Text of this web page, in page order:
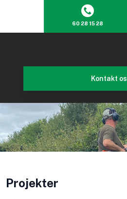
Kontakt os​
60 28 15 28
Projekter